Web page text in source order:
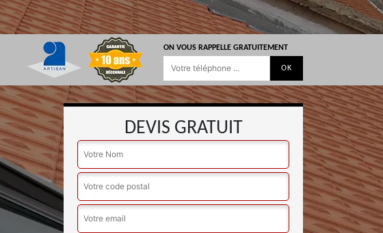
ON VOUS RAPPELLE GRATUITEMENT
DEVIS GRATUIT